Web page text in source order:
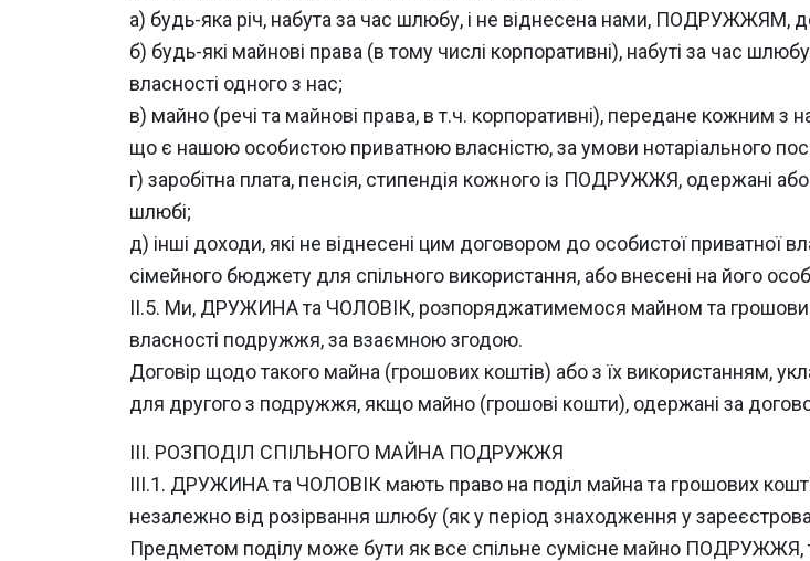
а) будь-яка річ, набута за час шлюбу, і не віднесена нами, ПОДРУЖЖЯМ,
б) будь-які майнові права (в тому числі корпоративні), набуті за час
власності одного з нас;
в) майно (речі та майнові права, в т.ч. корпоративні), передане кожним
що є нашою особистою приватною власністю, за умови нотаріального
г) заробітна плата, пенсія, стипендія кожного із ПОДРУЖЖЯ, одержані
шлюбі;
д) інші доходи, які не віднесені цим договором до особистої
сімейного бюджету для спільного використання, або внесені на його
ІІ.5. Ми, ДРУЖИНА та ЧОЛОВІК, розпоряджатимемося майном та
власності подружжя, за взаємною згодою.
Договір щодо такого майна (грошових коштів) або з їх використанням,
для другого з подружжя, якщо майно (грошові кошти), одержані за
ІІІ. РОЗПОДІЛ СПІЛЬНОГО МАЙНА ПОДРУЖЖЯ
ІІІ.1. ДРУЖИНА та ЧОЛОВІК мають право на поділ майна та грошових
незалежно від розірвання шлюбу (як у період знаходження у
Предметом поділу може бути як все спільне сумісне майно ПОДРУЖЖЯ,